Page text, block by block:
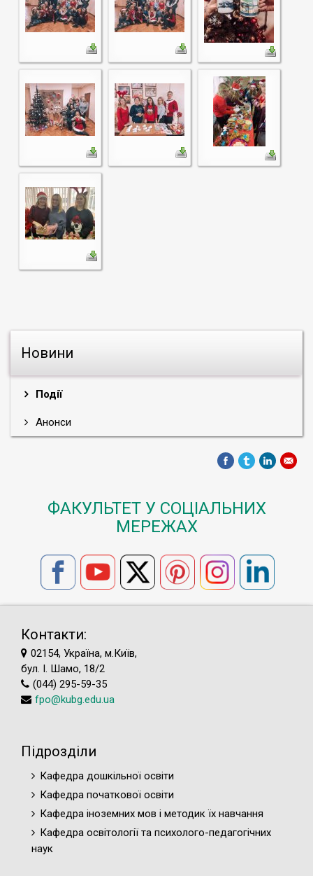
Новини
Події
Анонси
ФАКУЛЬТЕТ У СОЦІАЛЬНИХ
МЕРЕЖАХ
Контакти:
02154, Україна, м.Київ,
бул. І. Шамо, 18/2
(044) 295-59-35
fpo@kubg.edu.ua
Підрозділи
Кафедра дошкільної освіти
Кафедра початкової освіти
Кафедра іноземних мов і методик їх навчання
Кафедра освітології та психолого-педагогічних
наук